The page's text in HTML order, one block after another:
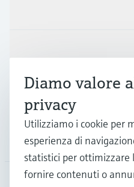
La società
Diamo valore
privacy
Utilizziamo i cookie per
esperienza di
statistici per ottimizzare
fornire contenuti o